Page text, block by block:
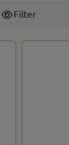
Filter